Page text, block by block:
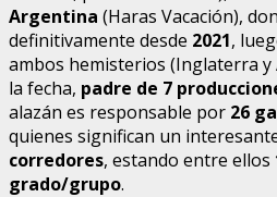
Argentina (Haras Vacación),
definitivamente desde 2021,
ambos hemisterios (Inglaterra y
la fecha, padre de 7
alazán es responsable por 26
quienes significan un
corredores, estando entre ellos
grado/grupo.